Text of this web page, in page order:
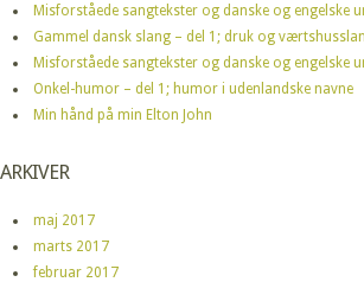
Misforståede sangtekster og danske og engelske
Gammel dansk slang – del 1; druk og
Misforståede sangtekster og danske og engelske
Onkel-humor – del 1; humor i udenlandske navne
Min hånd på min Elton John
ARKIVER
maj 2017
marts 2017
februar 2017